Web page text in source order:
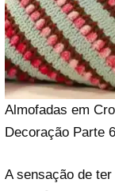
Almofadas em
Decoração Parte 6
A sensação de